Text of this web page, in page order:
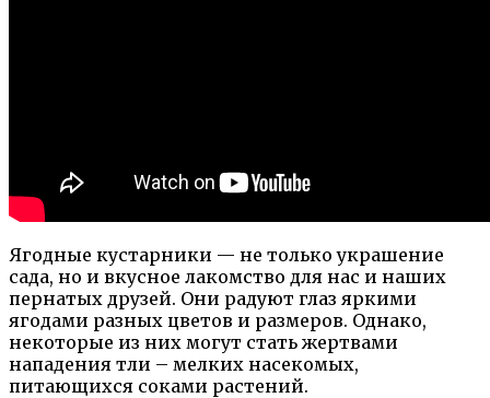
Ягодные кустарники — не только украшение
сада, но и вкусное лакомство для нас и наших
пернатых друзей. Они радуют глаз яркими
ягодами разных цветов и размеров. Однако,
некоторые из них могут стать жертвами
нападения тли – мелких насекомых,
питающихся соками растений.